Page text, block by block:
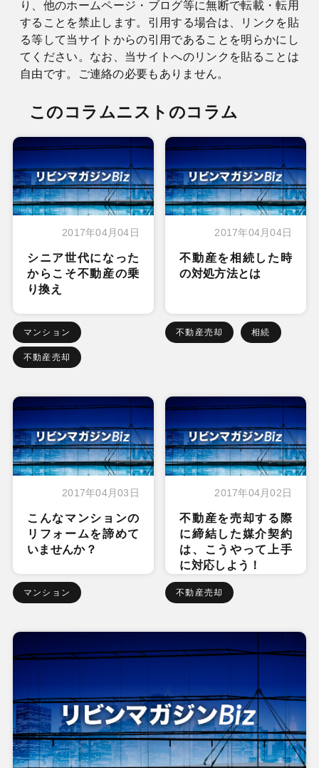
り、他のホームページ・ブログ等に無断で転載・転用
することを禁止します。引用する場合は、リンクを貼
る等して当サイトからの引用であることを明らかにし
てください。なお、当サイトへのリンクを貼ることは
自由です。ご連絡の必要もありません。
このコラムニストのコラム
2017年04月04日
シニア世代になった
からこそ不動産の乗
り換え
マンション
不動産売却
2017年04月04日
不動産を相続した時
の対処方法とは
不動産売却 相続
2017年04月03日
こんなマンションの
リフォームを諦めて
いませんか？
マンション
2017年04月02日
不動産を売却する際
に締結した媒介契約
は、こうやって上手
に対応しよう！
不動産売却